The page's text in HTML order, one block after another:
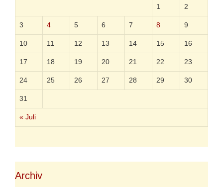
e
e
« Juli
1 2
3 4 5 6 7 8 9
10 11 12 13 14 15 16
17 18 19 20 21 22 23
24 25 26 27 28 29 30
31
Archiv